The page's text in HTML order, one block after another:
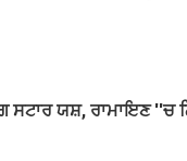
ਯਸ਼, ਰਾਮਾਇਣ ''ਚ